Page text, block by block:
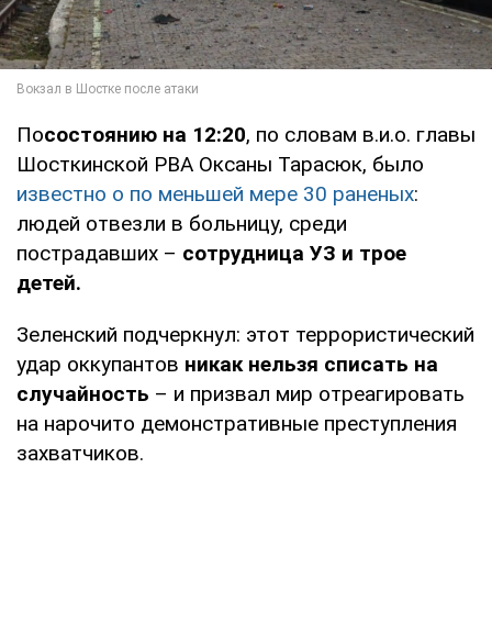
Посостоянию на 12:20, по словам в.и.о. главы
Шосткинской РВА Оксаны Тарасюк, было
известно о по меньшей мере 30 раненых:
людей отвезли в больницу, среди
пострадавших – сотрудница УЗ и трое
детей.
Зеленский подчеркнул: этот террористический
удар оккупантов никак нельзя списать на
случайность – и призвал мир отреагировать
на нарочито демонстративные преступления
захватчиков.